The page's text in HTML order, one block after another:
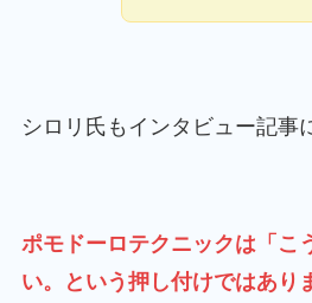
シロリ氏もインタビュー記事
ポモドーロテクニックは「こ
い。という押し付けではあり